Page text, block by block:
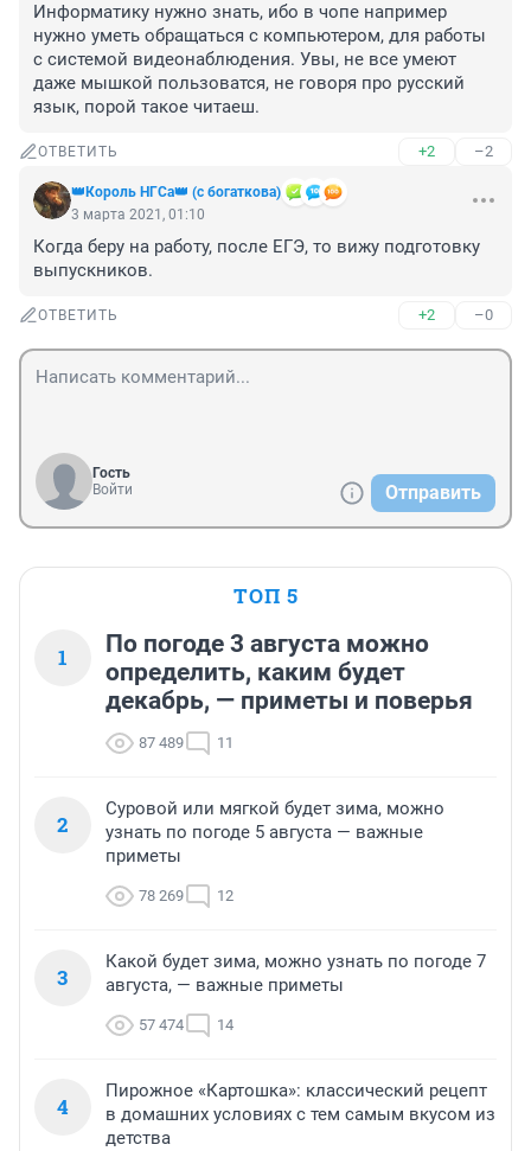
Информатику нужно знать, ибо в чопе например
нужно уметь обращаться с компьютером, для работы
с системой видеонаблюдения. Увы, не все умеют
даже мышкой пользоватся, не говоря про русский
язык, порой такое читаеш.
ОТВЕТИТЬ +2 –2
👑Король НГСа👑 (с богаткова)
3 марта 2021, 01:10
Когда беру на работу, после ЕГЭ, то вижу подготовку
выпускников.
ОТВЕТИТЬ +2 –0
Гость
Войти
Отправить
ТОП 5
1
По погоде 3 августа можно
определить, каким будет
декабрь, — приметы и поверья
87 489 11
2
Суровой или мягкой будет зима, можно
узнать по погоде 5 августа — важные
приметы
78 269 12
3
Какой будет зима, можно узнать по погоде 7
августа, — важные приметы
57 474 14
4
Пирожное «Картошка»: классический рецепт
в домашних условиях с тем самым вкусом из
детства